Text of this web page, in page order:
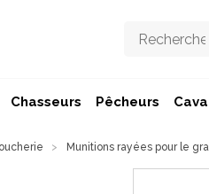
Chasseurs Pêcheurs
Munitions rayées pour le